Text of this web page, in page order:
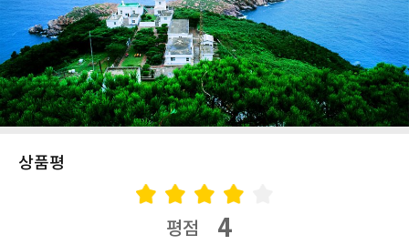
상품평
평점 4